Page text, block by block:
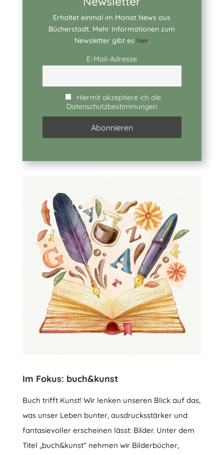
Erhaltet einmal im Monat News aus
Bücherstadt. Mehr Informationen zum
Newsletter gibt es hier.
E-Mail-Adresse
Hiermit akzeptiere ich die
Datenschutzbestimmungen
Im Fokus: buch&kunst
Buch trifft Kunst! Wir lenken unseren Blick auf das,
was unser Leben bunter, ausdrucksstärker und
fantasievoller erscheinen lässt: Bilder. Unter dem
Titel „buch&kunst“ nehmen wir Bilderbücher,